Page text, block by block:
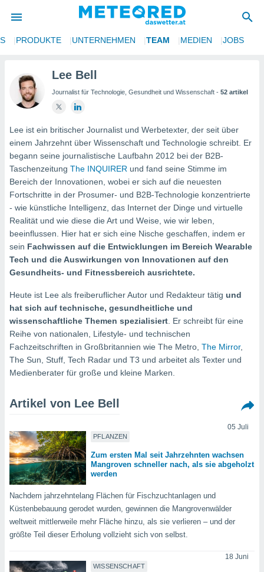
wurde
dass
sind.
diese
die
auf
uns,
zu
Ihnen
die
und
auf die
und
davon, ob
oder
das
AKZEPTIEREN
UND
FORTFAHREN
PRODUKTE UNTERNEHMEN TEAM MEDIEN JOBS
Lee Bell
Journalist für Technologie, Gesundheit und Wissenschaft - 52 artikel
Lee ist ein britischer Journalist und Werbetexter, der seit über
einem Jahrzehnt über Wissenschaft und Technologie schreibt. Er
begann seine journalistische Laufbahn 2012 bei der B2B-
Taschenzeitung The INQUIRER und fand seine Stimme im
Bereich der Innovationen, wobei er sich auf die neuesten
Fortschritte in der Prosumer- und B2B-Technologie konzentrierte
- wie künstliche Intelligenz, das Internet der Dinge und virtuelle
Realität und wie diese die Art und Weise, wie wir leben,
beeinflussen. Hier hat er sich eine Nische geschaffen, indem er
sein Fachwissen auf die Entwicklungen im Bereich Wearable
Tech und die Auswirkungen von Innovationen auf den
Gesundheits- und Fitnessbereich ausrichtete.
Heute ist Lee als freiberuflicher Autor und Redakteur tätig und
hat sich auf technische, gesundheitliche und
wissenschaftliche Themen spezialisiert. Er schreibt für eine
Reihe von nationalen, Lifestyle- und technischen
Fachzeitschriften in Großbritannien wie The Metro, The Mirror,
The Sun, Stuff, Tech Radar und T3 und arbeitet als Texter und
Medienberater für große und kleine Marken.
Artikel von Lee Bell
PFLANZEN
05 Juli
Zum ersten Mal seit Jahrzehnten wachsen
Mangroven schneller nach, als sie abgeholzt
werden
Nachdem jahrzehntelang Flächen für Fischzuchtanlagen und
Küstenbebauung gerodet wurden, gewinnen die Mangrovenwälder
weltweit mittlerweile mehr Fläche hinzu, als sie verlieren – und der
größte Teil dieser Erholung vollzieht sich von selbst.
WISSENSCHAFT
18 Juni